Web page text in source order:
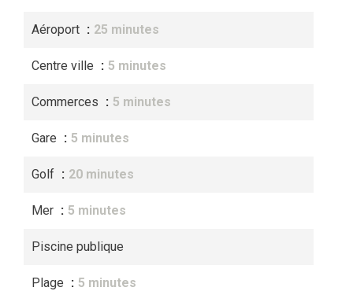
Aéroport 25 minutes
Centre ville 5 minutes
Commerces 5 minutes
Gare 5 minutes
Golf 20 minutes
Mer 5 minutes
Piscine publique
Plage 5 minutes